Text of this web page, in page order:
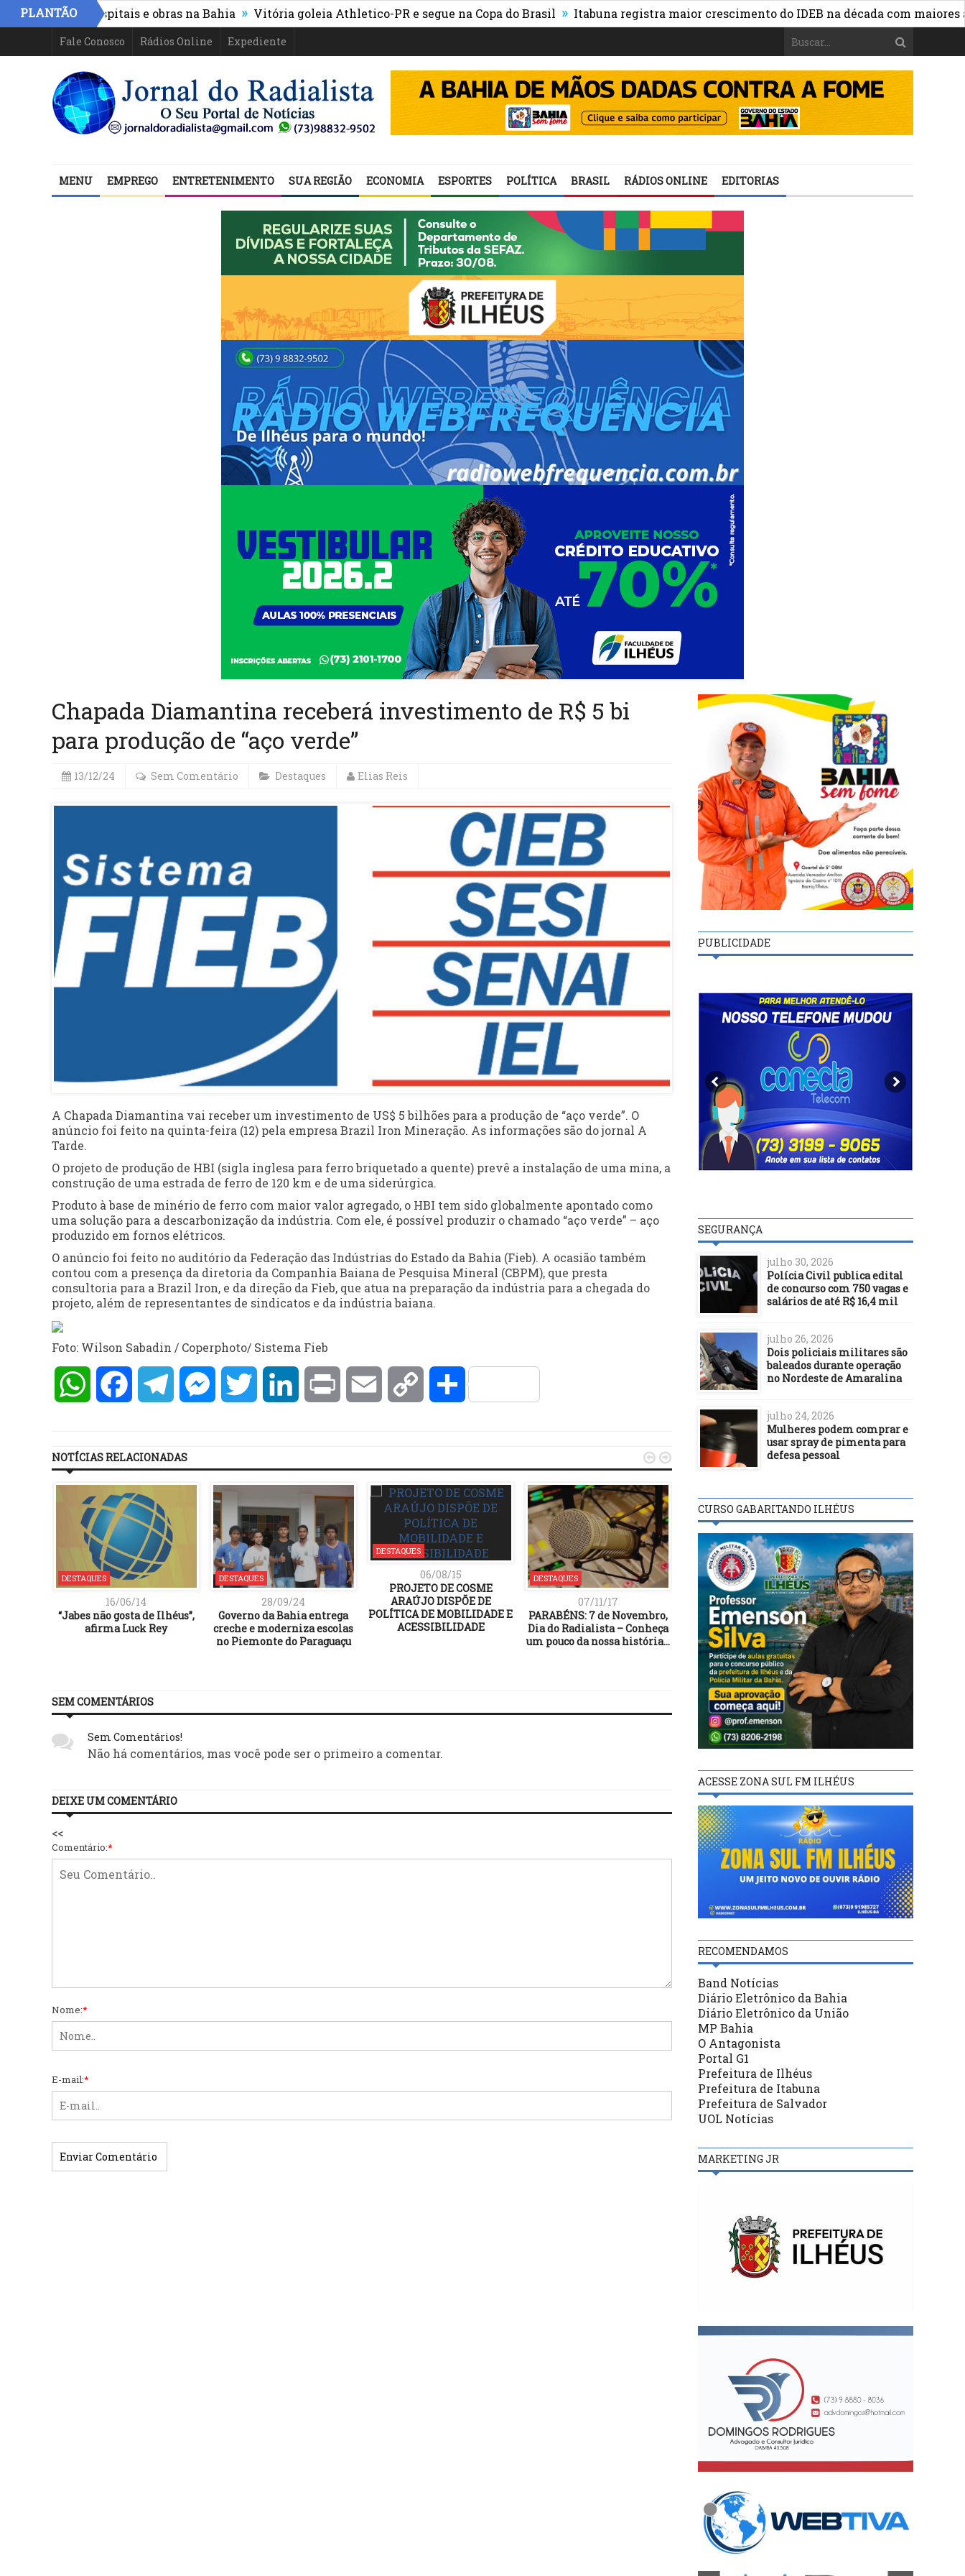
PLANTÃO
hospitais e obras na Bahia » Vitória goleia Athletico-PR e segue na Copa do Brasil » Itabuna registra maior crescimento do IDEB na década com maiores
Fale Conosco Rádios Online Expediente
MENU EMPREGO ENTRETENIMENTO SUA REGIÃO ECONOMIA ESPORTES POLÍTICA BRASIL RÁDIOS ONLINE EDITORIAS
Chapada Diamantina receberá investimento de R$ 5 bi
para produção de “aço verde”
13/12/24 Sem Comentário Destaques Elias Reis
A Chapada Diamantina vai receber um investimento de US$ 5 bilhões para a produção de “aço verde”. O
anúncio foi feito na quinta-feira (12) pela empresa Brazil Iron Mineração. As informações são do jornal A
Tarde.
O projeto de produção de HBI (sigla inglesa para ferro briquetado a quente) prevê a instalação de uma mina, a
construção de uma estrada de ferro de 120 km e de uma siderúrgica.
Produto à base de minério de ferro com maior valor agregado, o HBI tem sido globalmente apontado como
uma solução para a descarbonização da indústria. Com ele, é possível produzir o chamado “aço verde” – aço
produzido em fornos elétricos.
O anúncio foi feito no auditório da Federação das Indústrias do Estado da Bahia (Fieb). A ocasião também
contou com a presença da diretoria da Companhia Baiana de Pesquisa Mineral (CBPM), que presta
consultoria para a Brazil Iron, e da direção da Fieb, que atua na preparação da indústria para a chegada do
projeto, além de representantes de sindicatos e da indústria baiana.
Foto: Wilson Sabadin / Coperphoto/ Sistema Fieb
WhatsAppFacebookTelegramMessengerTwitter LinkedInPrint Email Copy Compartilhar
NOTÍCIAS RELACIONADAS
DESTAQUES
16/06/14
“Jabes não gosta de Ilhéus”,
afirma Luck Rey
DESTAQUES
28/09/24
Governo da Bahia entrega
creche e moderniza escolas
no Piemonte do Paraguaçu
DESTAQUES
06/08/15
PROJETO DE COSME
ARAÚJO DISPÕE DE
POLÍTICA DE MOBILIDADE E
ACESSIBILIDADE
DESTAQUES
07/11/17
PARABÉNS: 7 de Novembro,
Dia do Radialista – Conheça
um pouco da nossa história…
DESTAQUES
22/02/22
Veiculação de propaganda
partidária gratuita começa
no sábado
DESTAQUES
23/02/16
Vereador Cosme
apresenta Moção de
Congratulação à Dom
Ordenação Episcopal
 
SEM COMENTÁRIOS
Sem Comentários!
Não há comentários, mas você pode ser o primeiro a comentar.
DEIXE UM COMENTÁRIO
<<
Comentário:*
Nome:*
E-mail:*
PUBLICIDADE
SEGURANÇA
julho 30, 2026
Polícia Civil publica edital
de concurso com 750 vagas e
salários de até R$ 16,4 mil
julho 26, 2026
Dois policiais militares são
baleados durante operação
no Nordeste de Amaralina
julho 24, 2026
Mulheres podem comprar e
usar spray de pimenta para
defesa pessoal
CURSO GABARITANDO ILHÉUS
ACESSE ZONA SUL FM ILHÉUS
RECOMENDAMOS
Band Notícias
Diário Eletrônico da Bahia
Diário Eletrônico da União
MP Bahia
O Antagonista
Portal G1
Prefeitura de Ilhéus
Prefeitura de Itabuna
Prefeitura de Salvador
UOL Notícias
MARKETING JR